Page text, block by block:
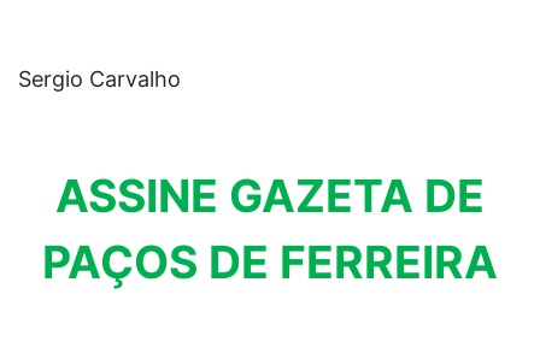
Sergio Carvalho
ASSINE GAZETA DE
PAÇOS DE FERREIRA